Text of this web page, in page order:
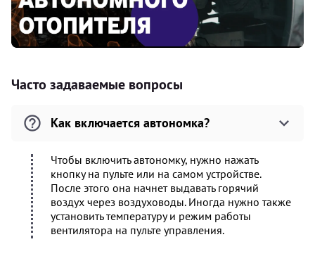
Часто задаваемые вопросы
Как включается автономка?
Чтобы включить автономку, нужно нажать
кнопку на пульте или на самом устройстве.
После этого она начнет выдавать горячий
воздух через воздуховоды. Иногда нужно также
установить температуру и режим работы
вентилятора на пульте управления.